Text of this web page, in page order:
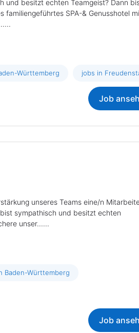
und besitzt echten Teamgeist? Dann
familiengeführtes SPA-& Genusshotel
Württemberg jobs in
Job
unseres Teams eine/n
sympathisch und besitzt echten
unser......
Baden-Württemberg
Job